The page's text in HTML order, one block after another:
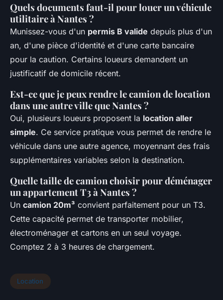
Quels documents faut-il pour louer un véhicule
utilitaire à Nantes ?
Munissez-vous d'un permis B valide depuis plus d'un
an, d'une pièce d'identité et d'une carte bancaire
pour la caution. Certains loueurs demandent un
justificatif de domicile récent.
Est-ce que je peux rendre le camion de location
dans une autre ville que Nantes ?
Oui, plusieurs loueurs proposent la location aller
simple. Ce service pratique vous permet de rendre le
véhicule dans une autre agence, moyennant des frais
supplémentaires variables selon la destination.
Quelle taille de camion choisir pour déménager
un appartement T3 à Nantes ?
Un camion 20m³ convient parfaitement pour un T3.
Cette capacité permet de transporter mobilier,
électroménager et cartons en un seul voyage.
Comptez 2 à 3 heures de chargement.
Location